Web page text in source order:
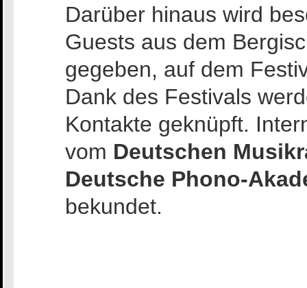
Darüber hinaus wird
Guests aus dem
gegeben, auf dem
Dank des Festivals
Kontakte geknüpft.
vom Deutschen
Deutsche Phono-
bekundet.